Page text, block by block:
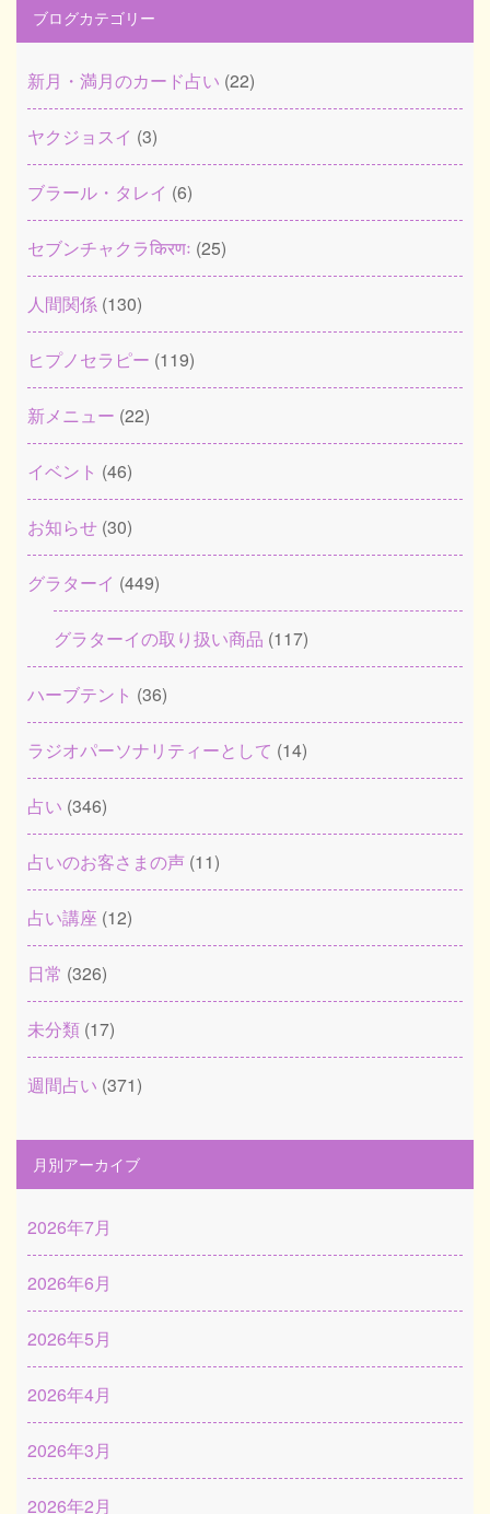
ブログカテゴリー
新月・満月のカード占い (22)
ヤクジョスイ (3)
ブラール・タレイ (6)
セブンチャクラकिरणः (25)
人間関係 (130)
ヒプノセラピー (119)
新メニュー (22)
イベント (46)
お知らせ (30)
グラターイ (449)
グラターイの取り扱い商品 (117)
ハーブテント (36)
ラジオパーソナリティーとして (14)
占い (346)
占いのお客さまの声 (11)
占い講座 (12)
日常 (326)
未分類 (17)
週間占い (371)
月別アーカイブ
2026年7月
2026年6月
2026年5月
2026年4月
2026年3月
2026年2月